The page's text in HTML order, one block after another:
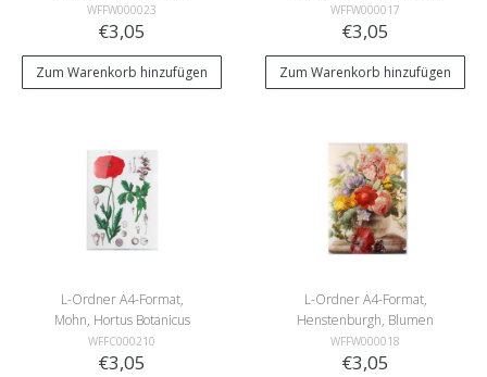
WFFW000023
€3,05
Zum Warenkorb hinzufügen
WFFW000017
€3,05
Zum Warenkorb hinzufügen
L-Ordner A4-Format,
Mohn, Hortus Botanicus
WFFC000210
€3,05
L-Ordner A4-Format,
Henstenburgh, Blumen
WFFW000018
€3,05